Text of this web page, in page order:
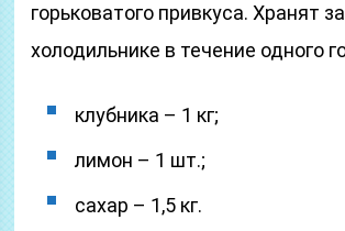
горьковатого привкуса. Хранят
холодильнике в течение одного
клубника – 1 кг;
лимон – 1 шт.;
сахар – 1,5 кг.